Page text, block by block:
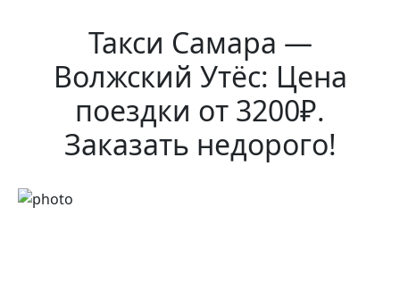
Такси Самара —
Волжский Утёс: Цена
поездки от 3200₽.
Заказать недорого!